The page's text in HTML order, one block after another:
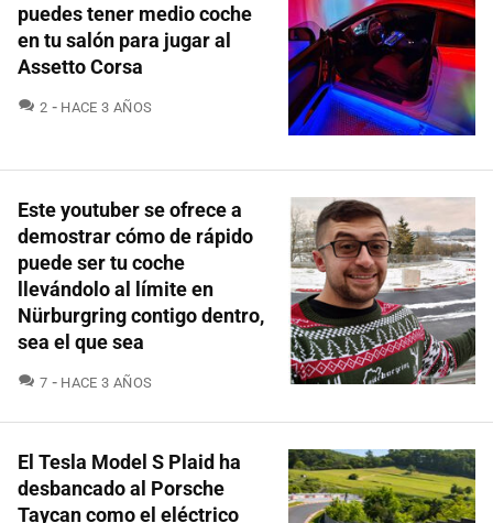
puedes tener medio coche
en tu salón para jugar al
Assetto Corsa
2 COMENTARIOS
HACE 3 AÑOS
Este youtuber se ofrece a
demostrar cómo de rápido
puede ser tu coche
llevándolo al límite en
Nürburgring contigo dentro,
sea el que sea
7 COMENTARIOS
HACE 3 AÑOS
El Tesla Model S Plaid ha
desbancado al Porsche
Taycan como el eléctrico